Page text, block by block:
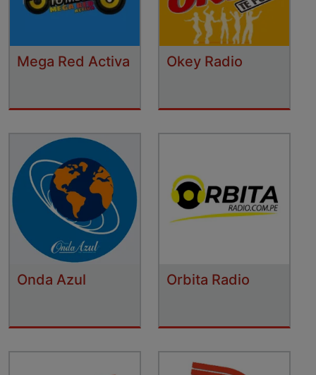
Mega Red Activa Okey Radio
Onda Azul Orbita Radio